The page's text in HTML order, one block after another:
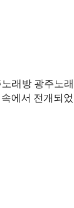
래방 광주노
에서 전개되